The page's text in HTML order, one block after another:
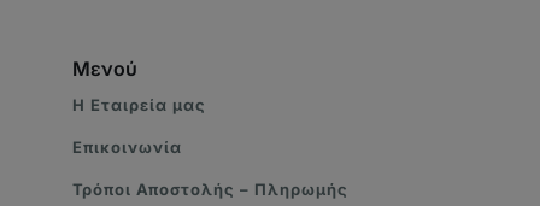
Μενού
Η Eταιρεία μας
Επικοινωνία
Τρόποι Αποστολής – Πληρωμής